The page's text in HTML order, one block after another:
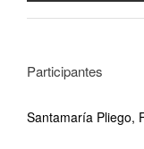
Participantes
Santamaría Pliego,